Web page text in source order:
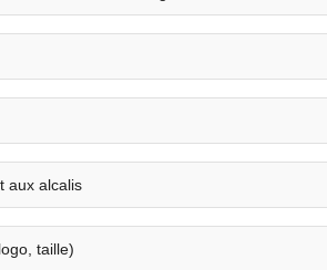
aux alcalis
taille)